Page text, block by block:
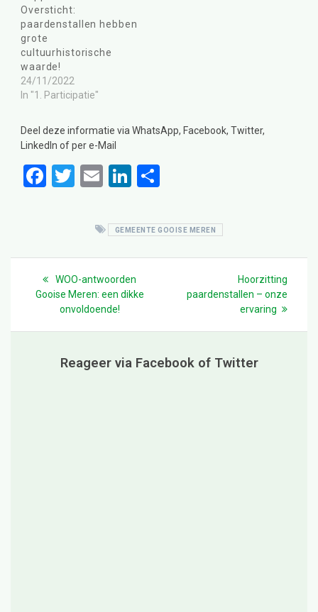
Oversticht:
paardenstallen hebben
grote
cultuurhistorische
waarde!
24/11/2022
In "1. Participatie"
Deel deze informatie via WhatsApp, Facebook, Twitter,
LinkedIn of per e-Mail
F
o
o
T
E
ail
Li
ke
dI
n
e
n
GEMEENTE GOOISE MEREN
Bericht
navigatiePrevious
post:
WOO-antwoorden
Gooise Meren: een dikke
onvoldoende!
Next
post:
Hoorzitting
paardenstallen – onze
ervaring
Reageer via Facebook of Twitter